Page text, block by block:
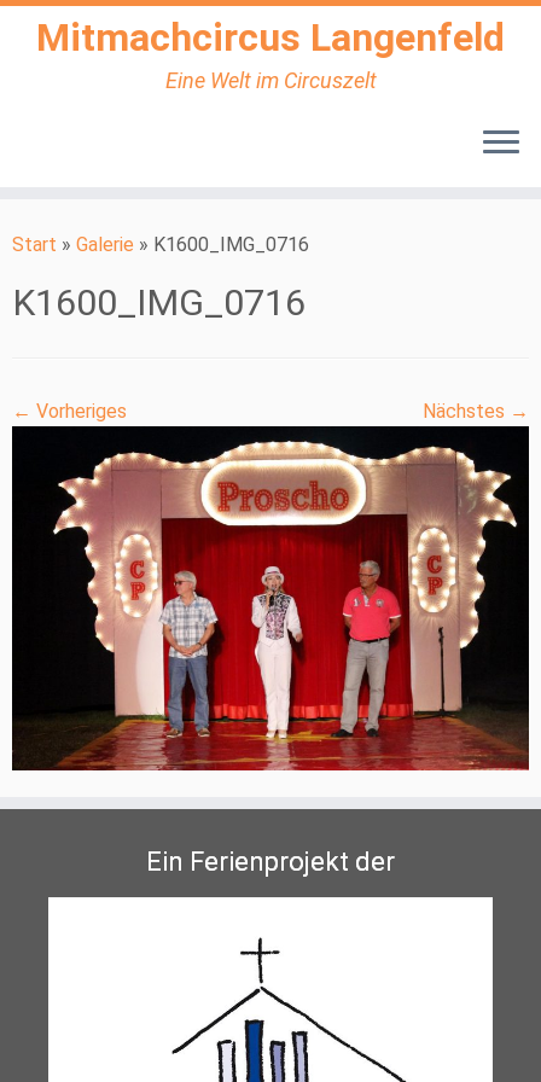
Inhalt
Mitmachcircus Langenfeld
Eine Welt im Circuszelt
Start » Galerie » K1600_IMG_0716
K1600_IMG_0716
← Vorheriges Nächstes →
Ein Ferienprojekt der